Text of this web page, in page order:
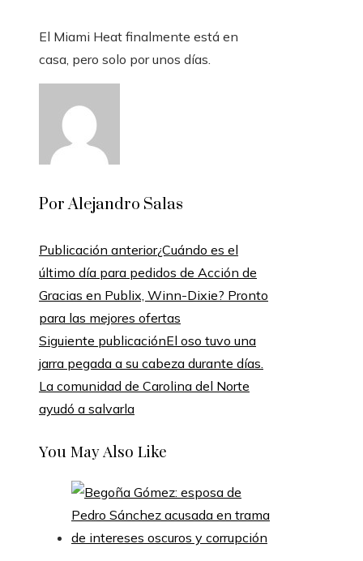
El Miami Heat finalmente está en
casa, pero solo por unos días.
Por Alejandro Salas
Publicación anterior¿Cuándo es el
último día para pedidos de Acción de
Gracias en Publix, Winn-Dixie? Pronto
para las mejores ofertas
Siguiente publicaciónEl oso tuvo una
jarra pegada a su cabeza durante días.
La comunidad de Carolina del Norte
ayudó a salvarla
You May Also Like